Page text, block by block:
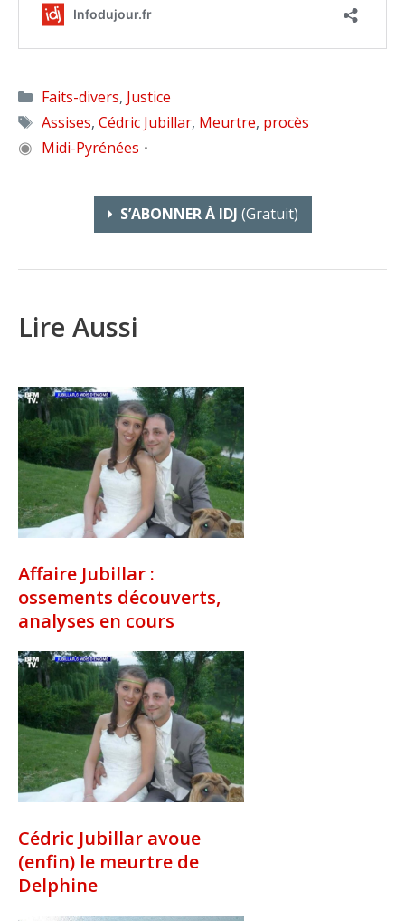
Catégories
Faits-divers, Justice
Étiquettes
Assises, Cédric Jubillar, Meurtre, procès
◉ Midi-Pyrénées •
S’ABONNER À IDJ (gratuit)
Lire Aussi
Affaire Jubillar :
ossements découverts,
analyses en cours
Cédric Jubillar avoue
(enfin) le meurtre de
Delphine